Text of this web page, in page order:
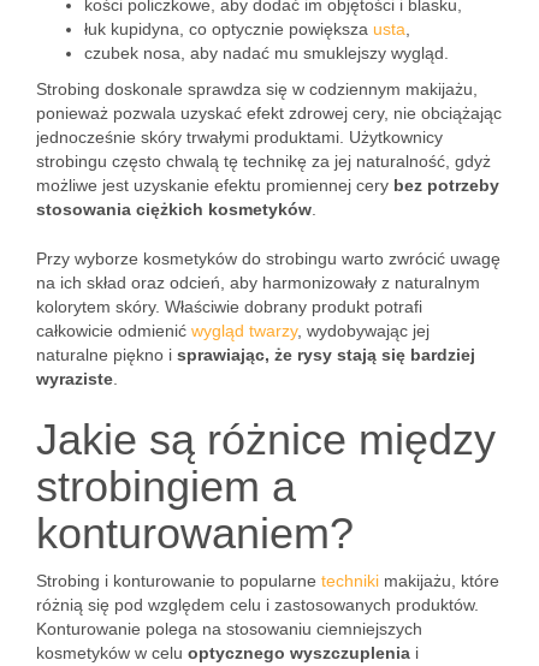
kości policzkowe, aby dodać im objętości i blasku,
łuk kupidyna, co optycznie powiększa usta
czubek nosa, aby nadać mu smuklejszy wygląd.
Strobing doskonale sprawdza się w codziennym makijażu,
ponieważ pozwala uzyskać efekt zdrowej cery, nie obciążając
jednocześnie skóry trwałymi produktami. Użytkownicy
strobingu często chwalą tę technikę za jej naturalność, gdyż
możliwe jest uzyskanie efektu promiennej cery bez potrzeby
stosowania ciężkich kosmetyków
Przy wyborze kosmetyków do strobingu warto zwrócić uwagę
na ich skład oraz odcień, aby harmonizowały z naturalnym
kolorytem skóry. Właściwie dobrany produkt potrafi
całkowicie odmienić wygląd twarzy, wydobywając jej
naturalne piękno i sprawiając, że rysy stają się bardziej
wyraziste
Jakie są różnice między
strobingiem a
konturowaniem?
Strobing i konturowanie to popularne techniki makijażu, które
różnią się pod względem celu i zastosowanych produktów.
Konturowanie polega na stosowaniu ciemniejszych
kosmetyków w celu optycznego wyszczuplenia i